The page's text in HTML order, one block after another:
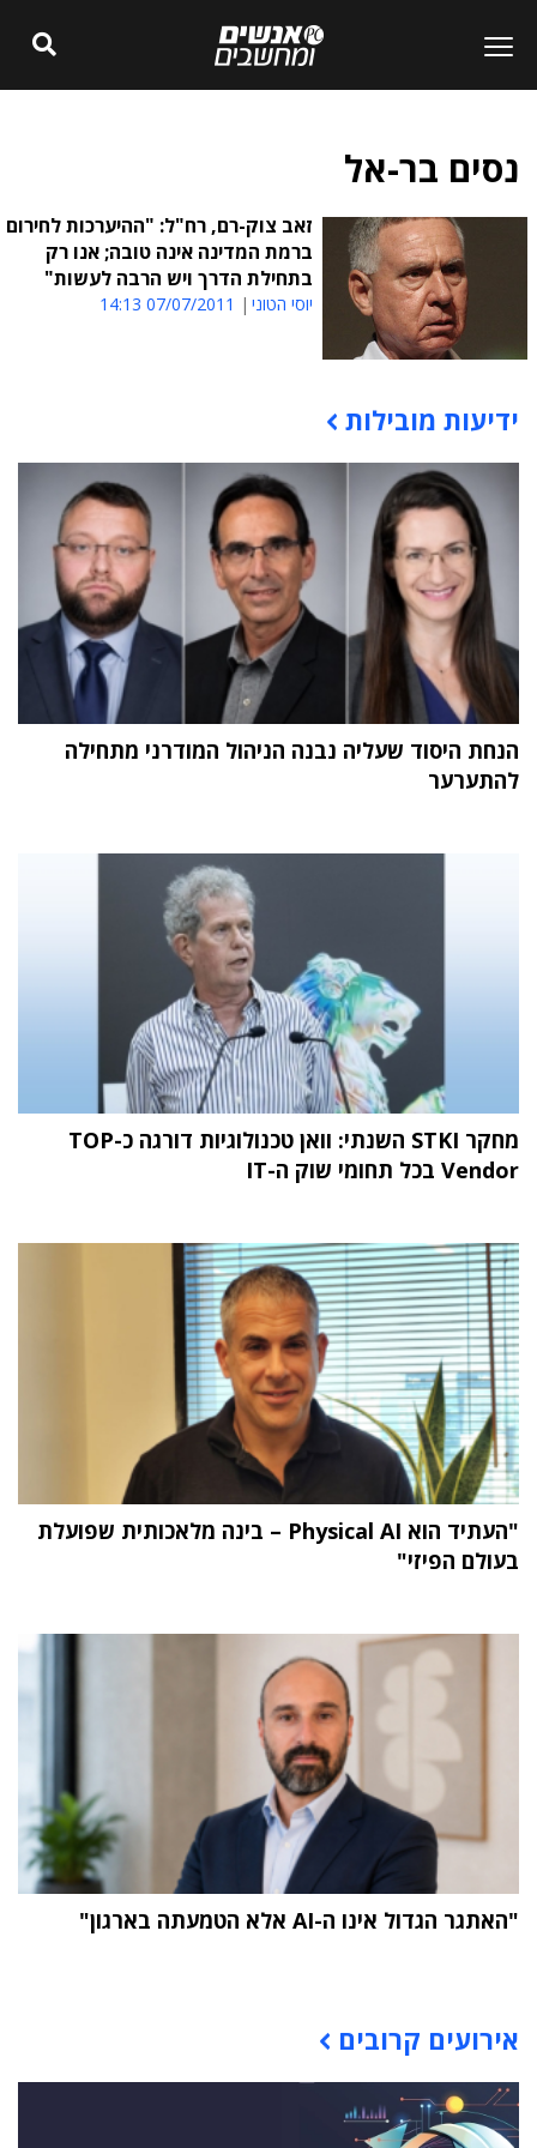
נסים בר-אל
זאב צוק-רם, רח"ל: "ההיערכות לחירום
ברמת המדינה אינה טובה; אנו רק
בתחילת הדרך ויש הרבה לעשות"
יוסי הטוני 07/07/2011 14:13
תוכן פרסומי
ידיעות מובילות
הנחת היסוד שעליה נבנה הניהול המודרני מתחילה
להתערער
מחקר STKI השנתי: וואן טכנולוגיות דורגה כ-TOP
Vendor בכל תחומי שוק ה-IT
"העתיד הוא Physical AI – בינה מלאכותית שפועלת
בעולם הפיזי"
"האתגר הגדול אינו ה-AI אלא הטמעתה בארגון"
אירועים קרובים